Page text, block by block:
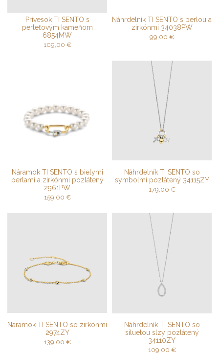
Prívesok TI SENTO s
perleťovým kameňom
6854MW
109,00 €
Náhrdelník TI SENTO s perlou a
zirkónmi 34038PW
99,00 €
Náramok TI SENTO s bielymi
perlami a zirkónmi pozlátený
2961PW
159,00 €
Náhrdelník TI SENTO so
symbolmi pozlátený 34115ZY
179,00 €
Náramok TI SENTO so zirkónmi
2974ZY
139,00 €
Náhrdelník TI SENTO so
siluetou slzy pozlátený
34110ZY
109,00 €